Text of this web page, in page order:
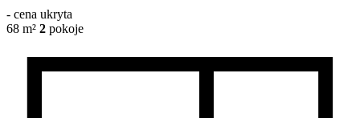
- cena ukryta
68 m² 2 pokoje